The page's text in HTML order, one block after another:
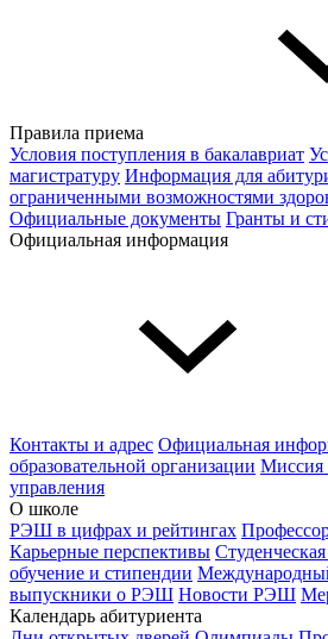
Правила приема
Условия поступления в бакалавриат
магистратуру Информация для
ограниченными возможностями
Официальные документы Гранты и
Официальная информация
Контакты и адрес Официальная
образовательной организации Миссия
управления
О школе
РЭШ в цифрах и рейтингах
Карьерные перспективы
обучение и стипендии
выпускники о РЭШ Новости РЭШ
Календарь абитуриента